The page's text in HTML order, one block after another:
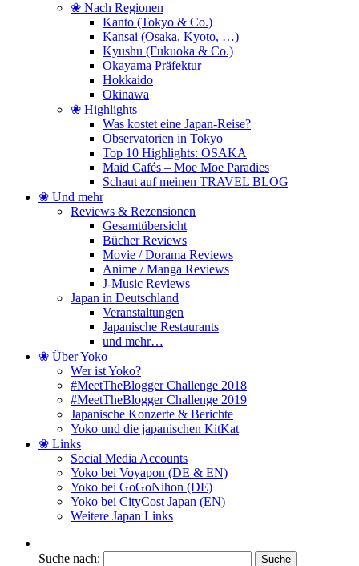
❀ Nach Regionen
Kanto (Tokyo & Co.)
Kansai (Osaka, Kyoto, …)
Kyushu (Fukuoka & Co.)
Okayama Präfektur
Hokkaido
Okinawa
❀ Highlights
Was kostet eine Japan-Reise?
Observatorien in Tokyo
Top 10 Highlights: OSAKA
Maid Cafés – Moe Moe Paradies
Schaut auf meinen TRAVEL BLOG
❀ Und mehr
Reviews & Rezensionen
Gesamtübersicht
Bücher Reviews
Movie / Dorama Reviews
Anime / Manga Reviews
J-Music Reviews
Japan in Deutschland
Veranstaltungen
Japanische Restaurants
und mehr…
❀ Über Yoko
Wer ist Yoko?
#MeetTheBlogger Challenge 2018
#MeetTheBlogger Challenge 2019
Japanische Konzerte & Berichte
Yoko und die japanischen KitKat
❀ Links
Social Media Accounts
Yoko bei Voyapon (DE & EN)
Yoko bei GoGoNihon (DE)
Yoko bei CityCost Japan (EN)
Weitere Japan Links
Suche nach: